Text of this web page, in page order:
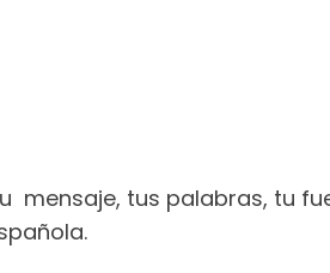
mensaje, tus palabras, tu